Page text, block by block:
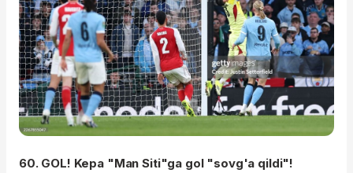
60. GOL! Kepa "Man Siti"ga gol "sovg'a qildi"!